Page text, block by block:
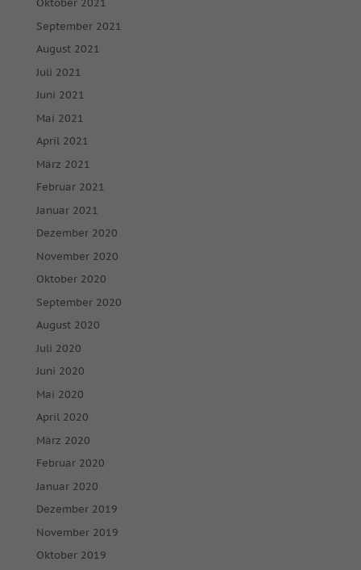
Oktober 2021
September 2021
August 2021
Juli 2021
Juni 2021
Mai 2021
April 2021
März 2021
Februar 2021
Januar 2021
Dezember 2020
November 2020
Oktober 2020
September 2020
August 2020
Juli 2020
Juni 2020
Mai 2020
April 2020
März 2020
Februar 2020
Januar 2020
Dezember 2019
November 2019
Oktober 2019